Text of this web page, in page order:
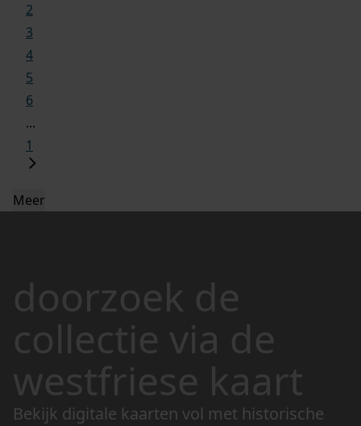
2
3
4
5
6
...
1
Meer
doorzoek de
collectie via de
westfriese kaart
Bekijk digitale kaarten vol met historische